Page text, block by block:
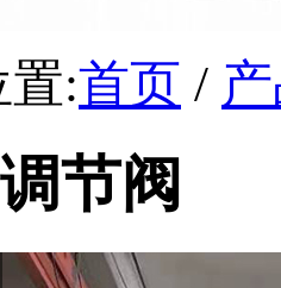
:首页 /
节阀